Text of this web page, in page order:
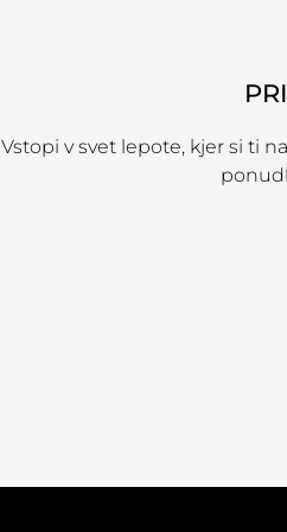
Vstopi v svet lepote, kjer si ti